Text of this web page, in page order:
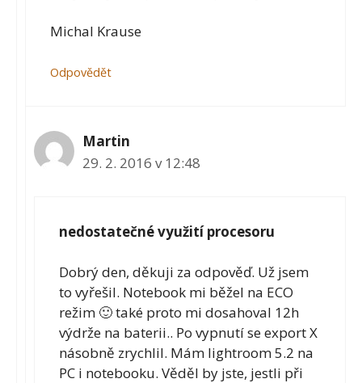
Michal Krause
Odpovědět
Martin
29. 2. 2016 v 12:48
nedostatečné využití procesoru
Dobrý den, děkuji za odpověď. Už jsem
to vyřešil. Notebook mi běžel na ECO
režim 🙂 také proto mi dosahoval 12h
výdrže na baterii.. Po vypnutí se export X
násobně zrychlil. Mám lightroom 5.2 na
PC i notebooku. Věděl by jste, jestli při